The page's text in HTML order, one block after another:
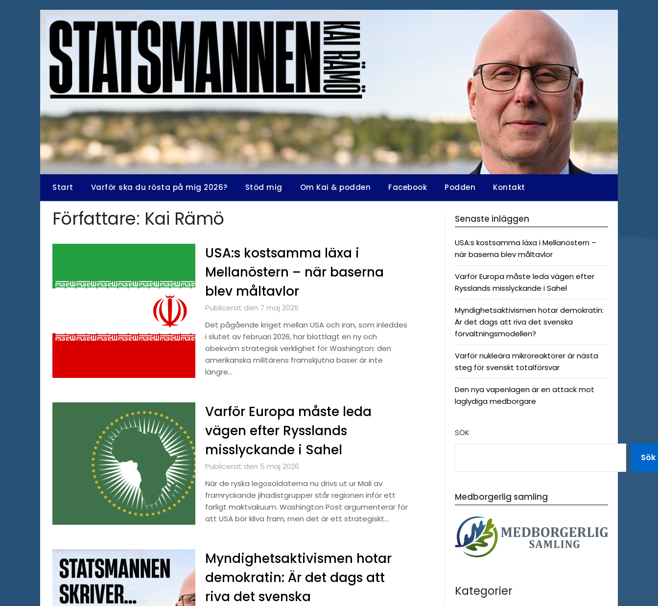
Start Varför ska du rösta på mig 2026? Stöd mig Om Kai & podden Facebook Podden Kontakt
Författare: Kai Rämö
USA:s kostsamma läxa i
Mellanöstern – när baserna
blev måltavlor
Publicerat den 7 maj 2026
Det pågående kriget mellan USA och Iran, som inleddes
i slutet av februari 2026, har blottlagt en ny och
obekväm strategisk verklighet för Washington: den
amerikanska militärens framskjutna baser är inte
längre…
Varför Europa måste leda
vägen efter Rysslands
misslyckande i Sahel
Publicerat den 5 maj 2026
När de ryska legosoldaterna nu drivs ut ur Mali av
framryckande jihadistgrupper står regionen inför ett
farligt maktvakuum. Washington Post argumenterar för
att USA bör kliva fram, men det är ett strategiskt…
Myndighetsaktivismen hotar
demokratin: Är det dags att
riva det svenska
Senaste inläggen
USA:s kostsamma läxa i Mellanöstern –
när baserna blev måltavlor
Varför Europa måste leda vägen efter
Rysslands misslyckande i Sahel
Myndighetsaktivismen hotar demokratin:
Är det dags att riva det svenska
förvaltningsmodellen?
Varför nukleära mikroreaktorer är nästa
steg för svenskt totalförsvar
Den nya vapenlagen är en attack mot
laglydiga medborgare
SÖK
Sök
Medborgerlig samling
Kategorier